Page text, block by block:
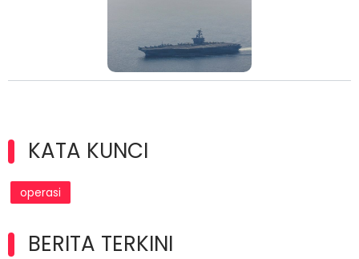
KATA KUNCI
operasi
BERITA TERKINI